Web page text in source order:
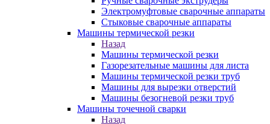
Электромуфтовые сварочные аппараты
Стыковые сварочные аппараты
Машины термической резки
Назад
Машины термической резки
Газорезательные машины для листа
Машины термической резки труб
Машины для вырезки отверстий
Машины безогневой резки труб
Машины точечной сварки
Назад